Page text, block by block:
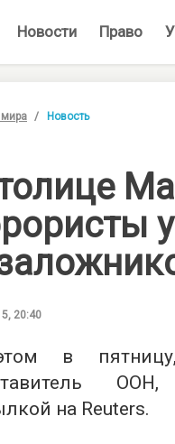
Новости Право
мира Новость
20:40
в
на Reuters.